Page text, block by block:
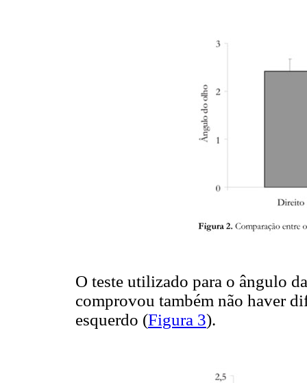
O teste utilizado para o ângulo
comprovou também não haver
esquerdo (Figura 3).